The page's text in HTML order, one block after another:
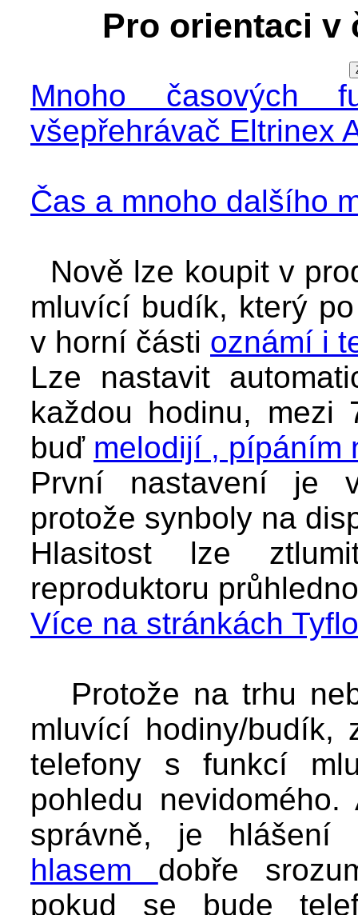
Pro orientaci v
Mnoho časových
všepřehrávač Eltrinex
Čas a mnoho dalšího
Nově lze koupit v
mluvící budík, který
v horní části oznámí i
Lze nastavit
každou hodinu,
buď melodijí , pípáním
První nastavení je
protože synboly na
Hlasitost lze
reproduktoru
Více na stránkách
Protože na trhu
mluvící hodiny/budík,
telefony s funkcí
pohledu
správně, je
hlasem dobře
pokud se bude